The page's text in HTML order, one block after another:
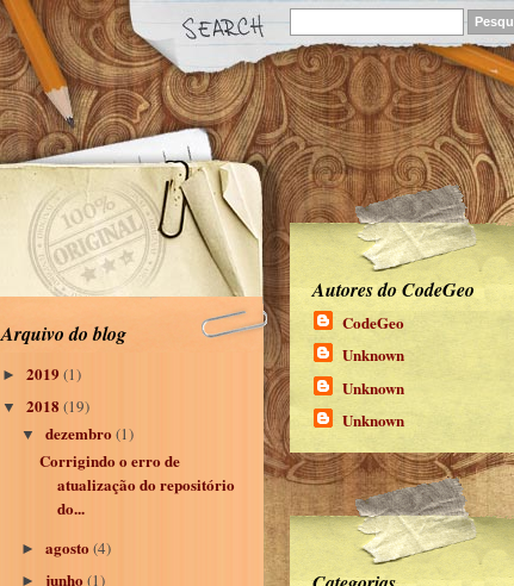
Autores do CodeGeo
CodeGeo
Unknown
Unknown
Unknown
Arquivo do blog
► 2019 (1)
▼ 2018 (19)
▼ dezembro (1)
Corrigindo o erro de
atualização do repositório
do...
► agosto (4)
► junho (1)